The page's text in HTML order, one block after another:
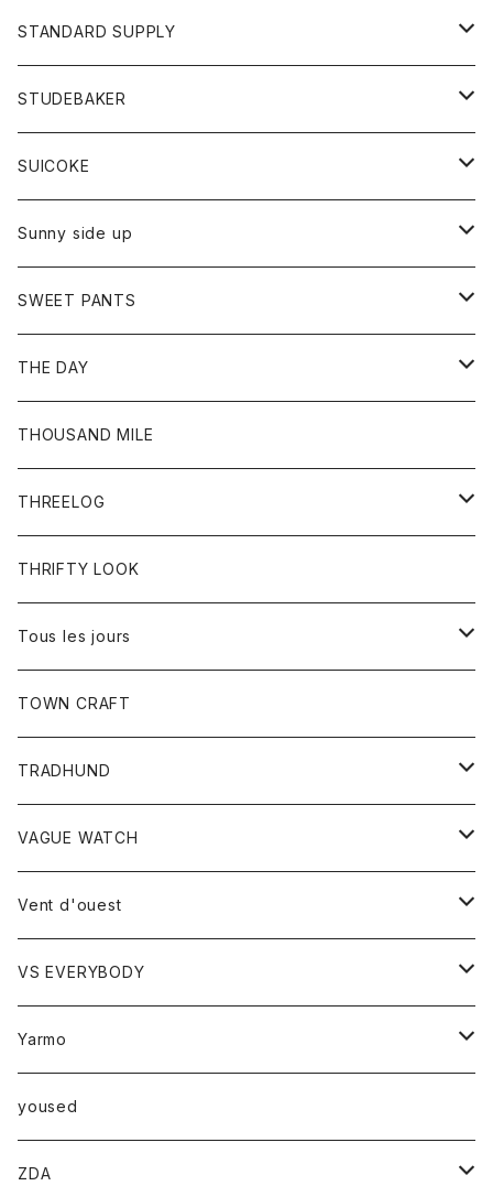
スカート
スカート
Tシャツ
アクセサリー
バック
カットソー
カーディガン
ボトム
ショートパンツ
パンツ
レディース
カットソー
カーディガン
ワンピース
コート
ベスト
トップス
カットソー
ボトム
パンツ
オーバーオール
STANDARD SUPPLY
財布
バッグ
STUDEBAKER
アクセサリー
ブレスレット
リング
SUICOKE
ブーツ
サンダル
Sunny side up
アウター
Ｇジャン
ボトム
ジーンズ
SWEET PANTS
ボトム
ショートパンツ
THE DAY
トップス
Tシャツ
THOUSAND MILE
THREELOG
トップス
Tシャツ
THRIFTY LOOK
Tous les jours
トップス
レディース
カットソー
TOWN CRAFT
TRADHUND
セーター
ベスト
VAGUE WATCH
時計
Vent d'ouest
ボトム
スカート
トップス
ベスト
VS EVERYBODY
トップス
Ｔシャツ
Yarmo
アウター
コート
小物
yoused
ZDA